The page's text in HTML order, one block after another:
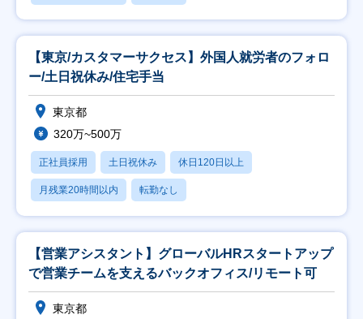
【東京/カスタマーサクセス】外国人就労者のフォロ
ー/土日祝休み/住宅手当
東京都
320万~500万
正社員採用 土日祝休み 休日120日以上
月残業20時間以内 転勤なし
【営業アシスタント】グローバルHRスタートアップ
で営業チームを支えるバックオフィス/リモート可
東京都